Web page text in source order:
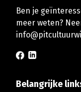
Ben je
meer weten?
Belangrijke